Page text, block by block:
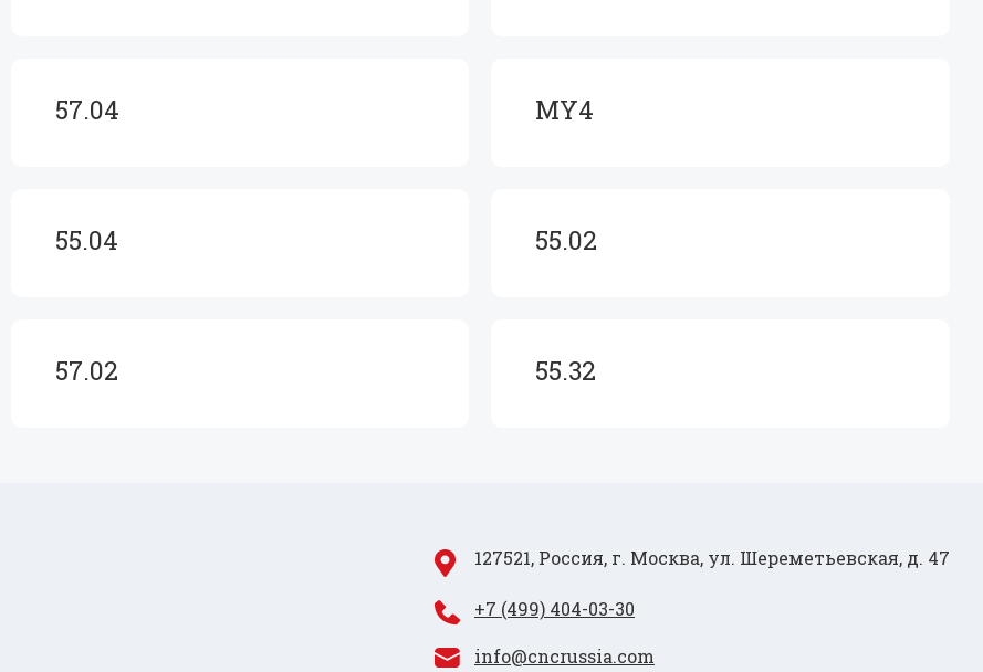
57.04 MY4
55.04 55.02
57.02 55.32
127521, Россия, г. Москва, ул. Шереметьевская, д. 47
+7 (499) 404-03-30
info@cncrussia.com